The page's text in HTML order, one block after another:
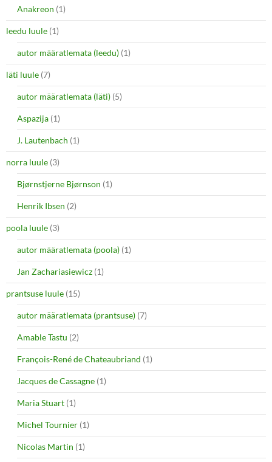
Anakreon (1)
leedu luule (1)
autor määratlemata (leedu) (1)
läti luule (7)
autor määratlemata (läti) (5)
Aspazija (1)
J. Lautenbach (1)
norra luule (3)
Bjørnstjerne Bjørnson (1)
Henrik Ibsen (2)
poola luule (3)
autor määratlemata (poola) (1)
Jan Zachariasiewicz (1)
prantsuse luule (15)
autor määratlemata (prantsuse) (7)
Amable Tastu (2)
François-René de Chateaubriand (1)
Jacques de Cassagne (1)
Maria Stuart (1)
Michel Tournier (1)
Nicolas Martin (1)